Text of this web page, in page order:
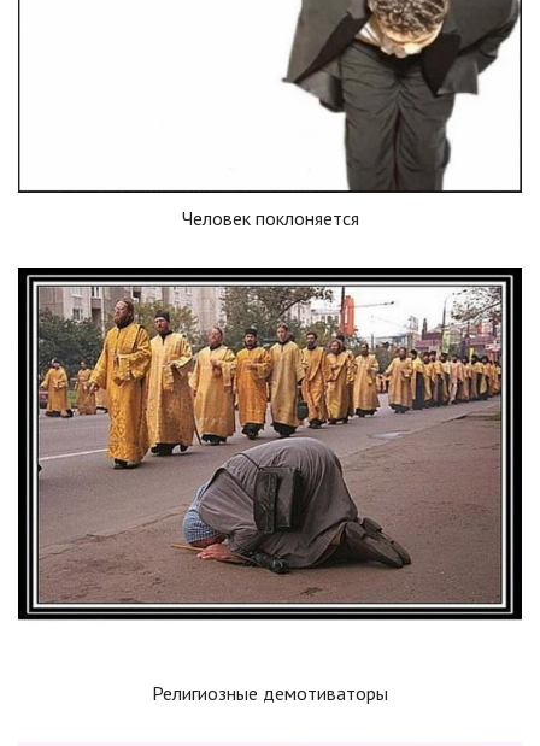
Человек поклоняется
Религиозные демотиваторы